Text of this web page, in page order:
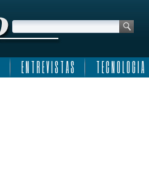
E N T R E V I S T A S T E C N O L O G I A